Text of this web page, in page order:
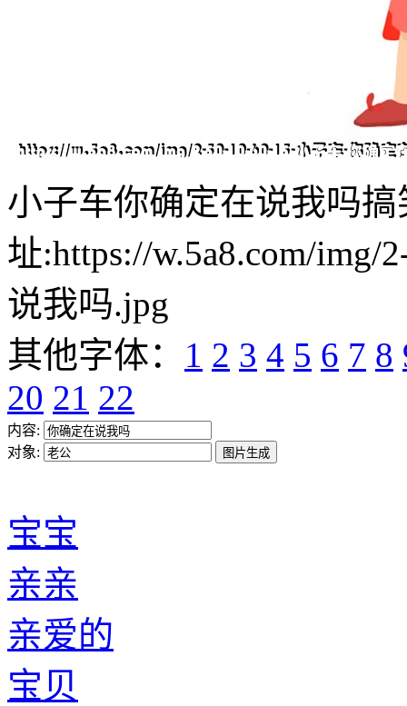
小子车你确定在说我吗
址:https://w.5a8.com/img/
说我吗.jpg
其他字体： 1 2 3 4 5 6 7 8
20 21 22
内容:
对象:
宝宝
亲亲
亲爱的
宝贝